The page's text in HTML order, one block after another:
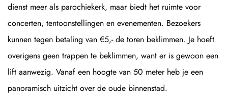
dienst meer als parochiekerk, maar biedt het ruimte voor
concerten, tentoonstellingen en evenementen. Bezoekers
kunnen tegen betaling van €5,- de toren beklimmen. Je hoeft
overigens geen trappen te beklimmen, want er is gewoon een
lift aanwezig. Vanaf een hoogte van 50 meter heb je een
panoramisch uitzicht over de oude binnenstad.